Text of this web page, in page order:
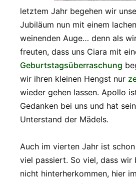
letztem Jahr begehen wir
Jubiläum nun mit einem
weinenden Auge… denn als
freuten, dass uns Ciara mit
Geburtstagsüberraschung
wir ihren kleinen Hengst nur
wieder gehen lassen. Apollo
Gedanken bei uns und hat
Unterstand der Mädels.
Auch im vierten Jahr ist
viel passiert. So viel, dass wir
nicht hinterherkommen, hier